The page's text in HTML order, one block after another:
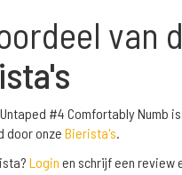
van
#4 Comfortably Numb
door onze Bierista's.
Login en schrijf een review